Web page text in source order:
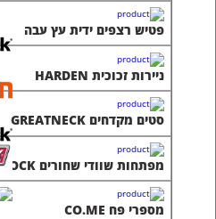
סטים מקדחים GREATNECK
מפתחות שוודי שחורים CHANNELLOCK
מספרי פח CO.ME
מגרדות HARDEN
מאלצ'ים MARSHALLTOWN